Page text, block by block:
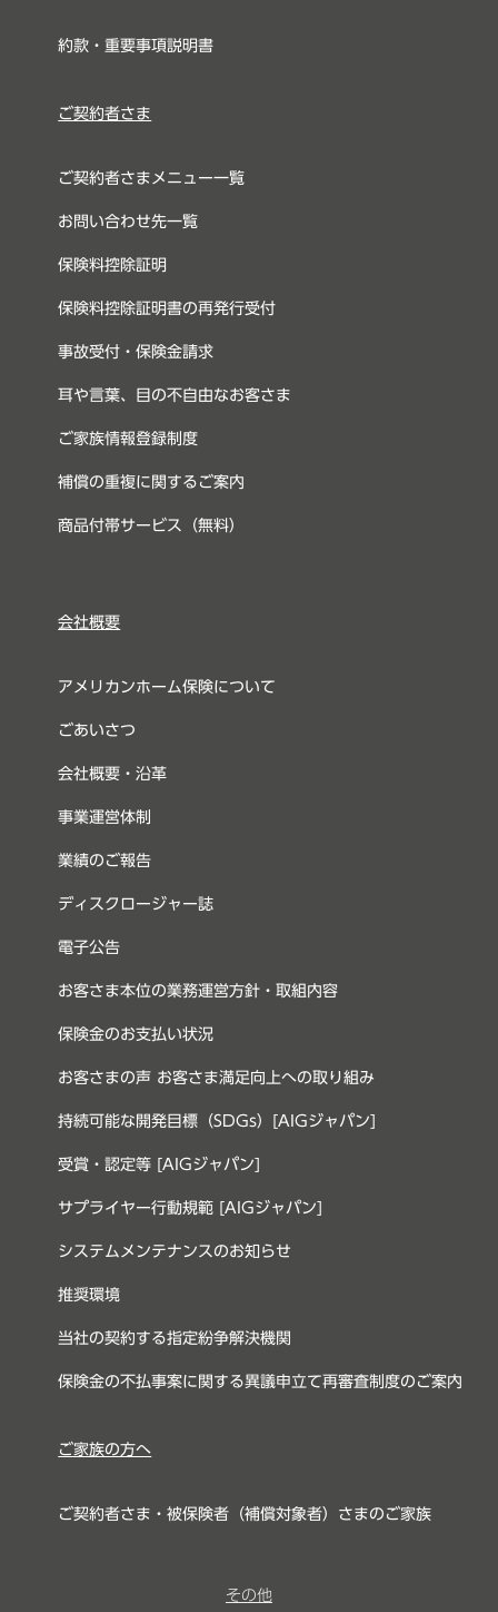
約款・重要事項説明書
ご契約者さま
ご契約者さまメニュー一覧
お問い合わせ先一覧
保険料控除証明
保険料控除証明書の再発行受付
事故受付・保険金請求
耳や言葉、目の不自由なお客さま
ご家族情報登録制度
補償の重複に関するご案内
商品付帯サービス（無料）
会社概要
アメリカンホーム保険について
ごあいさつ
会社概要・沿革
事業運営体制
業績のご報告
ディスクロージャー誌
電子公告
お客さま本位の業務運営方針・取組内容
保険金のお支払い状況
お客さまの声 お客さま満足向上への取り組み
持続可能な開発目標（SDGs）[AIGジャパン]
受賞・認定等 [AIGジャパン]
サプライヤー行動規範 [AIGジャパン]
システムメンテナンスのお知らせ
推奨環境
当社の契約する指定紛争解決機関
保険金の不払事案に関する異議申立て再審査制度のご案内
ご家族の方へ
ご契約者さま・被保険者（補償対象者）さまのご家族
その他